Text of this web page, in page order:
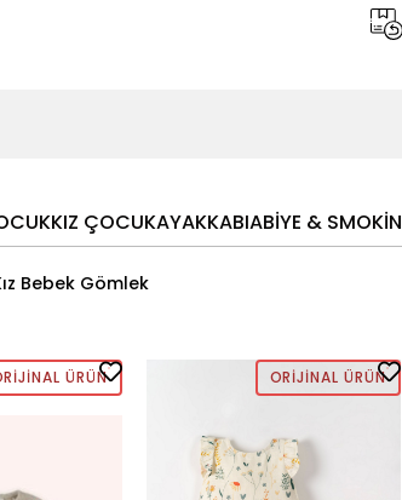
KIZ ÇOCUKAYAKKABIABİYE & SMOKİN
Bebek Gömlek
ÜRÜN ORIJINAL ÜRÜN